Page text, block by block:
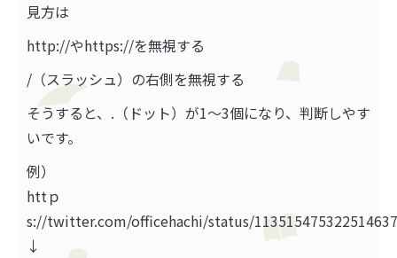
見方は
http://やhttps://を無視する
/（スラッシュ）の右側を無視する
そうすると、.（ドット）が1～3個になり、判断しやす
いです。
例）
httｐ
s://twitter.com/officehachi/status/
↓